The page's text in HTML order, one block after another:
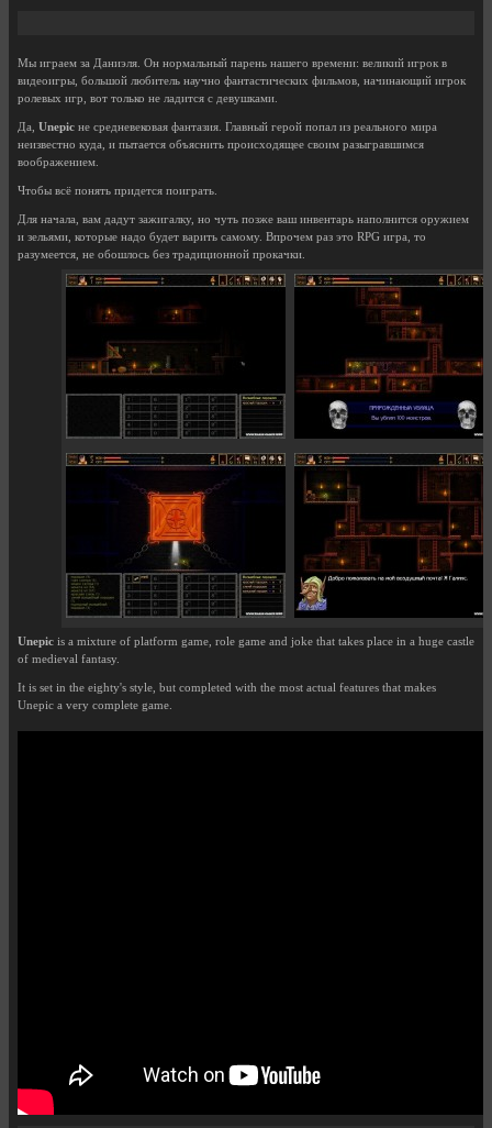
Мы играем за Даниэля. Он нормальный парень нашего времени: великий игрок в
видеоигры, большой любитель научно фантастических фильмов, начинающий игрок
ролевых игр, вот только не ладится с девушками.
Да, Unepic не средневековая фантазия. Главный герой попал из реального мира
неизвестно куда, и пытается объяснить происходящее своим разыгравшимся
воображением.
Чтобы всё понять придется поиграть.
Для начала, вам дадут зажигалку, но чуть позже ваш инвентарь наполнится оружием
и зельями, которые надо будет варить самому. Впрочем раз это RPG игра, то
разумеется, не обошлось без традиционной прокачки.
Unepic is a mixture of platform game, role game and joke that takes place in a huge castle
of medieval fantasy.
It is set in the eighty's style, but completed with the most actual features that makes
Unepic a very complete game.